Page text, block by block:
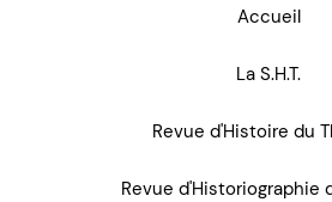
Accueil
La S.H.T.
Revue d'Histoire du
Revue d'Historiographie